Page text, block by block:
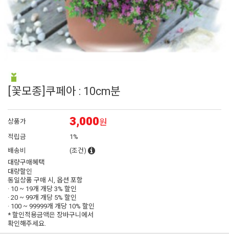
10 로벨리아
[꽃모종]쿠페아 : 10cm분
상품가 3,000원
적립금
1%
배송비
(조건)
대량구매혜택
대량할인
동일상품 구매 시, 옵션 포함
· 10 ~ 19개 개당3% 할인
· 20 ~ 99개 개당 5% 할인
· 100 ~ 99999개 개당 10% 할인
* 할인적용금액은 장바구니에서
확인해주세요.